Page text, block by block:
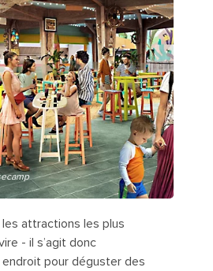
les attractions les plus
- il s’agit donc
endroit pour déguster des